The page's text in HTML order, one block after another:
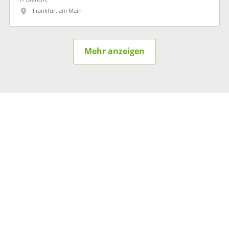
Frankfurt am Main
Mehr anzeigen